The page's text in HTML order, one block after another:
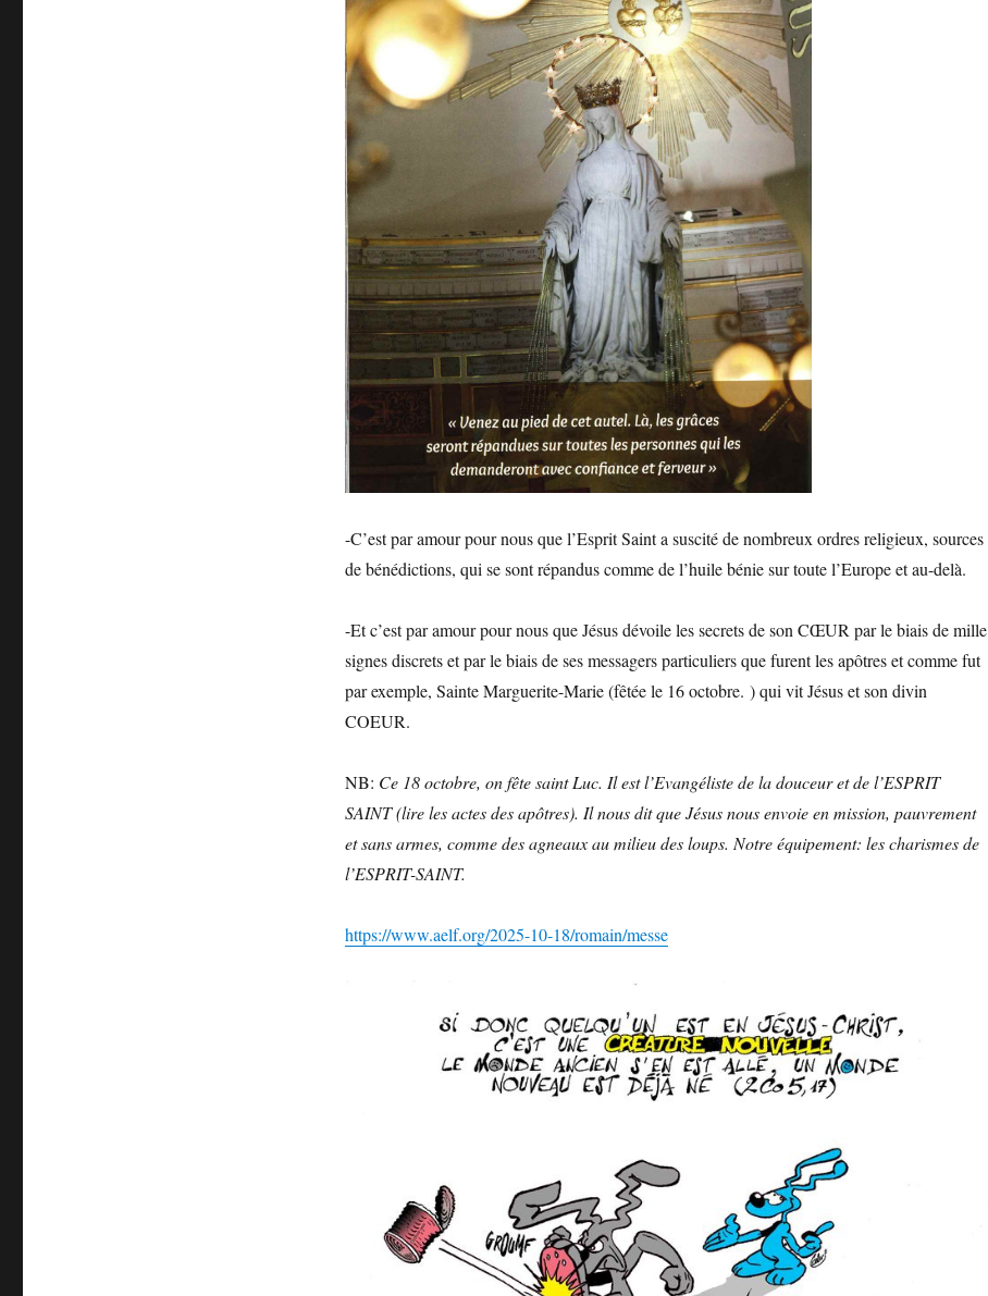
-C’est par amour pour nous que l’Esprit Saint a suscité de nombreux ordres religieux, sources
de bénédictions, qui se sont répandus comme de l’huile bénie sur toute l’Europe et au-delà.
-Et c’est par amour pour nous que Jésus dévoile les secrets de son CŒUR par le biais de mille
signes discrets et par le biais de ses messagers particuliers que furent les apôtres et comme fut
par exemple, Sainte Marguerite-Marie (fêtée le 16 octobre. ) qui vit Jésus et son divin
COEUR.
NB: Ce 18 octobre, on fête saint Luc. Il est l’Evangéliste de la douceur et de l’ESPRIT
SAINT (lire les actes des apôtres). Il nous dit que Jésus nous envoie en mission, pauvrement
et sans armes, comme des agneaux au milieu des loups. Notre équipement: les charismes de
l’ESPRIT-SAINT.
https://www.aelf.org/2025-10-18/romain/messe